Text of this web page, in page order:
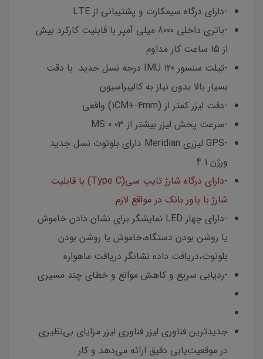
-دارای درگاه سیمکارت و پشتیبانی از LTE
-باتری داخلی 8000 میلی آمپر با قابلیت کارکرد بیش
از 15 ساعت کار مداوم
-تیلت سنسور IMU 120 درجه نسل جدید با دقت
بسیار بالا بدون نیاز به کالیبراسیون
-دقت لیزر کمتر از (1CM+-4mm) واقعی
-سرعت پخش لیزر بیشتر از 0.03 MS
-GPS لیزری Meridian دارای بلوتوث نسل جدید
ورژن 4.1
-
دارای درگاه شارژ تایپ سی(Type C) با قابلیت
شارژ با پاور بانک در مواقع لازم
-دارای چهار LED نمایشگر برای نشان دادن خاموش
یا روشن بودن دستگاه،خاموش یا روشن بودن
بلوتوث،دریافت داده نشانگر دریافت ماهواره
-ردیابی سریع و کاهش موانع و خطای چند مسیری
جدیدترین فناوری لیزر فناوری لیزر مزایای بی‌نظیری
در موقعیت‌یابی دقیق ارائه می‌دهد و کار